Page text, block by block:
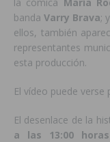
bandaVarry Brava;
ellos, también
representantes
esta producción.
El vídeo puede verse
El desenlace de la
a las 13:00 horas